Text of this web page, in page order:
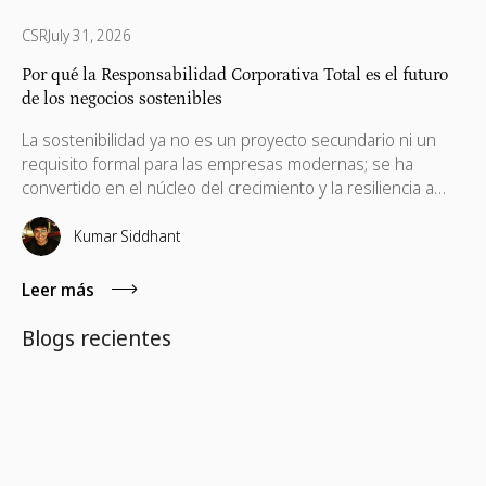
CSRJuly 31, 2026
Por qué la Responsabilidad Corporativa Total es el futuro
de los negocios sostenibles
La sostenibilidad ya no es un proyecto secundario ni un
requisito formal para las empresas modernas; se ha
convertido en el núcleo del crecimiento y la resiliencia a
largo plazo. Muchas empresas están familiarizadas con la
Responsabilidad Social Corporativa (RSC), las iniciativas ESG
y los programas de impacto social, pero ahora está
surgiendo un enfoque más profundo y holístico: la
inglés).
Kumar Siddhant
Leer más
Blogs recientes